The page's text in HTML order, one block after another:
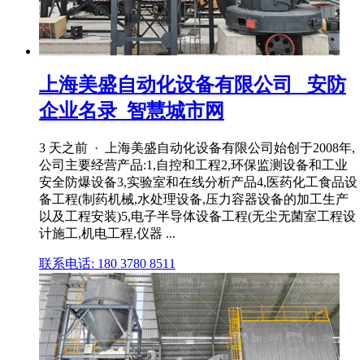
上海美盛自动化设备有限公司 _安防
企业名录_智慧城市网
3 天之前 · 上海美盛自动化设备有限公司始创于2008年,
公司主要经营产品:1,自控和工程2,环保监测设备和工业
安全防爆设备3,实验室和在线分析产品4,医药化工食品设
备工程(制药机械,水处理设备,压力容器设备的加工生产
以及工程安装)5,电子半导体设备工程(无尘无菌室工程设
计施工,机电工程,仪器 ...
联系电话: 180 3780 8511